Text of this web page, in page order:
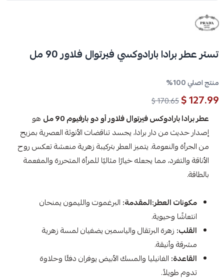
تستر عطر برادا بارادوكسي فيرتوال فلاور 90 مل
منتج اصلي 100%
127.99 $
170.65 $
عطر برادا بارادوكس فيرتوال فلاور أو دو بارفيوم 90 مل
هو
إصدار حديث من دار برادا، يجسد تناقضات الأنوثة العصرية بمزيج
من الجرأة والنعومة. يتميز العطر بتركيبة زهرية منعشة تعكس روح
الأناقة والتفرد، مما يجعله خيارًا مثاليًا للمرأة المتحررة والمفعمة
بالطاقة.​
مكونات العطر:المقدمة: البرغموت والليمون يمنحان
انتعاشًا وحيوية.​
القلب: زهرة البرتقال والياسمين يضفيان لمسة زهرية
مشرقة وأنيقة.​
القاعدة: الفانيليا والمسك الأبيض يوفران دفئًا وحلاوة
تدوم طويلاً.